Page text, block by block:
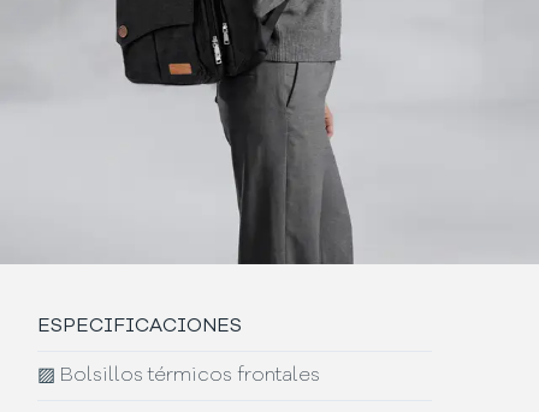
ESPECIFICACIONES
▨ Bolsillos térmicos frontales